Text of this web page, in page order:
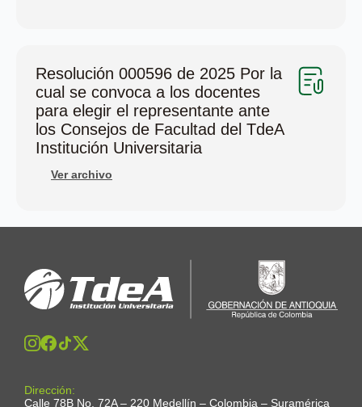
Resolución 000596 de 2025 Por la
cual se convoca a los docentes
para elegir el representante ante
los Consejos de Facultad del TdeA
Institución Universitaria
Ver archivo
Dirección:
Calle 78B No. 72A – 220 Medellín – Colombia – Suramérica